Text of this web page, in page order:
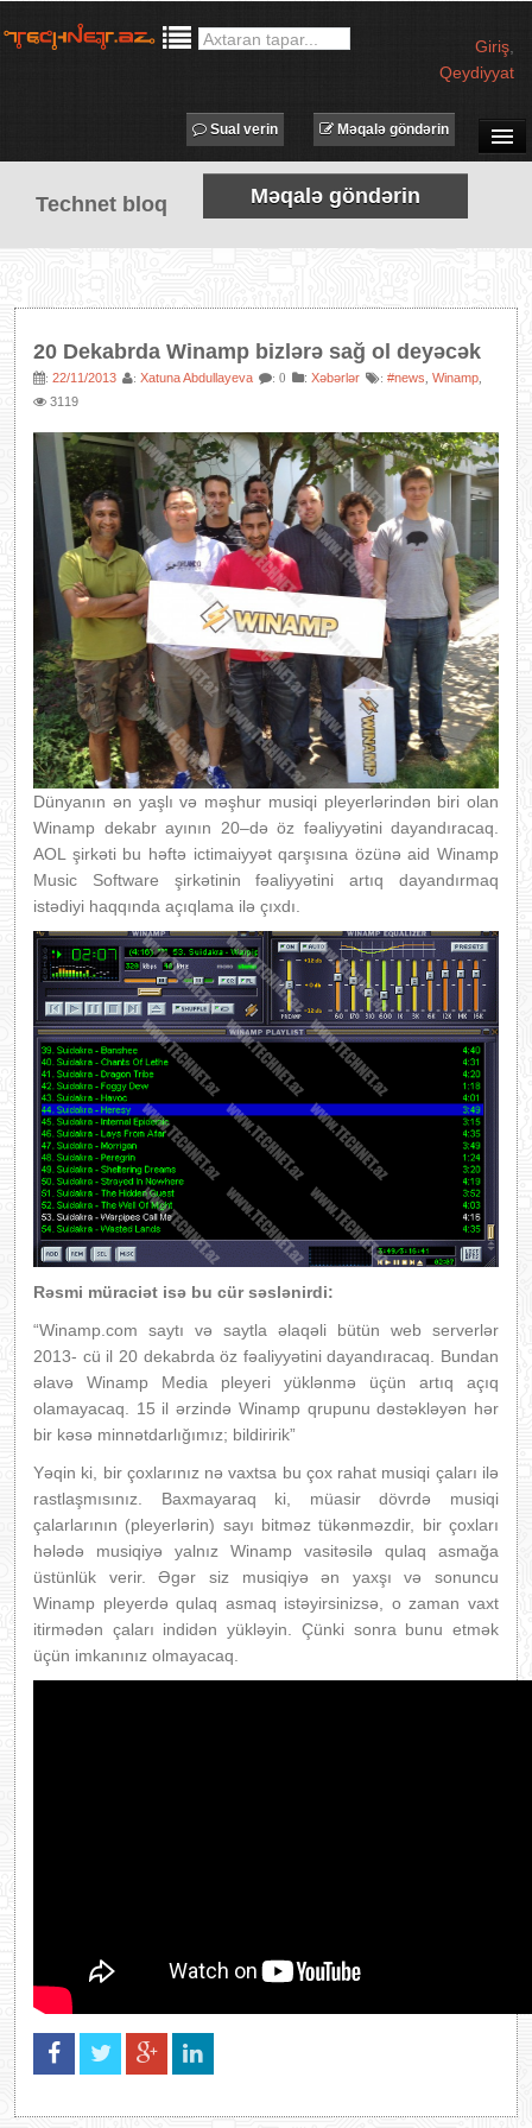
Giriş
Qeydiyyat
SUAL-CAVAB
TECHNET TV
MƏQALƏLƏR
PROQRAMLAR
IT LÜĞƏT
XƏBƏRLƏR
Məqalə göndərin
Sual verin
Technet bloq Məqalə göndərin
20 Dekabrda Winamp bizlərə sağ ol deyəcək
: 22/11/2013 : Xatuna Abdullayeva : 0 : Xəbərlər : #news Winamp
3119
Dünyanın ən yaşlı və məşhur musiqi pleyerlərindən biri olan
Winamp dekabr ayının 20–də öz fəaliyyətini dayandıracaq.
AOL şirkəti bu həftə ictimaiyyət qarşısına özünə aid Winamp
Music Software şirkətinin fəaliyyətini artıq dayandırmaq
istədiyi haqqında açıqlama ilə çıxdı.
Rəsmi müraciət isə bu cür səslənirdi:
“Winamp.com saytı və saytla əlaqəli bütün web serverlər
2013- cü il 20 dekabrda öz fəaliyyətini dayandıracaq. Bundan
əlavə Winamp Media pleyeri yüklənmə üçün artıq açıq
olamayacaq. 15 il ərzində Winamp qrupunu dəstəkləyən hər
bir kəsə minnətdarlığımız; bildiririk”
Yəqin ki, bir çoxlarınız nə vaxtsa bu çox rahat musiqi çaları ilə
rastlaşmısınız. Baxmayaraq ki, müasir dövrdə musiqi
çalarlarının (pleyerlərin) sayı bitməz tükənməzdir, bir çoxları
hələdə musiqiyə yalnız Winamp vasitəsilə qulaq asmağa
üstünlük verir. Əgər siz musiqiyə ən yaxşı və sonuncu
Winamp pleyerdə qulaq asmaq istəyirsinizsə, o zaman vaxt
itirmədən çaları indidən yükləyin. Çünki sonra bunu etmək
üçün imkanınız olmayacaq.